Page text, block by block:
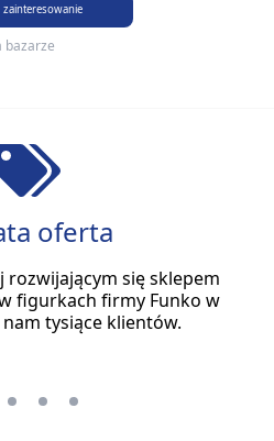
zainteresowanie
bazarze
oferta
rozwijającym się sklepem
figurkach firmy Funko w
nam tysiące klientów.